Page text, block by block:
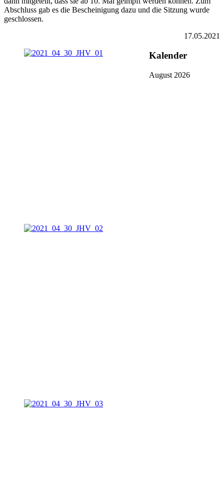
Abschluss gab es die Bescheinigung dazu und die Sitzung wurde
geschlossen.
17.05.2021
Kalender
August 2026